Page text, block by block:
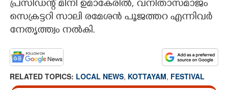
പ്രസിഡന്റ് മിനി ഉമാകേരിൽ, വനിതാസമാജം
സെക്രട്ടറി സാലി രമേശൻ പൂജത്തറ എന്നിവർ
നേതൃത്ത്വം നൽകി.
RELATED TOPICS: LOCAL NEWS, KOTTAYAM, FESTIVAL